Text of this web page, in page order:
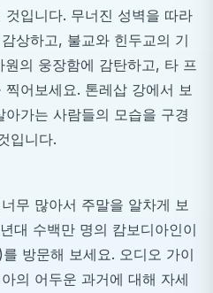
입니다. 무너진 성벽을 따라
상하고, 불교와 힌두교의 기
의 웅장함에 감탄하고, 타 프
어보세요. 톤레삽 강에서 보
가는 사람들의 모습을 구경
입니다.
무 많아서 주말을 알차게 보
대 수백만 명의 캄보디아인이
방문해 보세요. 오디오 가이
의 어두운 과거에 대해 자세